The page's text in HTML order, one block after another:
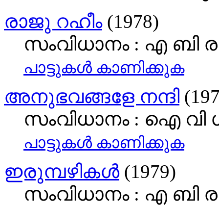
രാജു റഹീം(1978)
സംവിധാനം : എ ബി
പാട്ടുകള്‍ കാണിക്കുക
അനുഭവങ്ങളേ നന്ദി
സംവിധാനം : ഐ വി
പാട്ടുകള്‍ കാണിക്കുക
ഇരുമ്പഴികള്‍(1979)
സംവിധാനം : എ ബി